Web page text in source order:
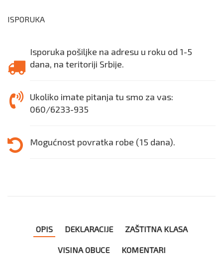
ISPORUKA
Isporuka pošiljke na adresu u roku od 1-5
dana, na teritoriji Srbije.
Ukoliko imate pitanja tu smo za vas:
060/6233-935
Mogućnost povratka robe (15 dana).
OPIS DEKLARACIJE ZAŠTITNA KLASA
VISINA OBUCE KOMENTARI